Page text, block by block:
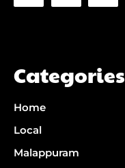
Categories
Home
Local
Malappuram